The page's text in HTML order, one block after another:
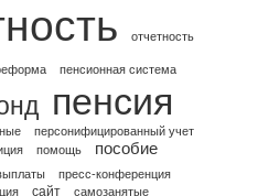
отчетность
пенсионная система
пенсия
персонифицированный учет
помощь пособие
пресс-конференция
сайт
самозанятые